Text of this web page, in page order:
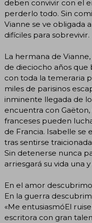
deben convivir con el
perderlo todo. Sin
Vianne se ve obligada
difíciles para sobrevivir.
La hermana de
de dieciocho años que
con toda la temeraria
miles de parisinos
inminente llegada de
encuentra con
franceses pueden
de Francia. Isabelle
tras sentirse
Sin detenerse nunca
arriesgará su vida una
En el amor
En la guerra
«Me entusiasmóEl
escritora con gran